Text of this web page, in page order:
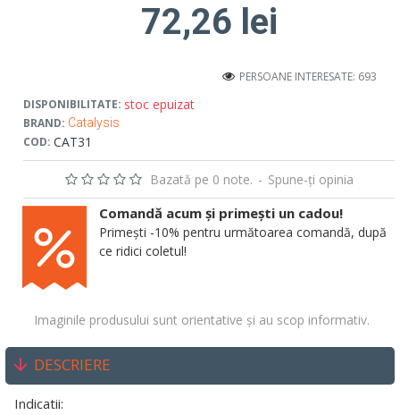
DISPONIBILITATE: stoc epuizat
BRAND: Catalysis
COD: CAT31
PERSOANE INTERESATE: 693
Bazată pe 0 note. - Spune-ţi opinia
72,26 lei
Imaginile produsului sunt orientative și au scop informativ.
Comandă acum și primești un cadou!
Primești -10% pentru următoarea comandă, după
ce ridici coletul!
DESCRIERE
Indicatii: